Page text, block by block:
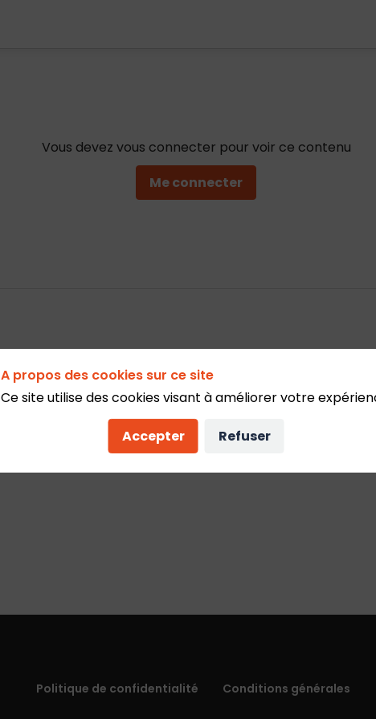
Vous devez vous connecter pour voir ce contenu
Me connecter
Politique de confidentialité Conditions générales
A propos des cookies sur ce site
Ce site utilise des cookies visant à améliorer votre
Accepter Refuser